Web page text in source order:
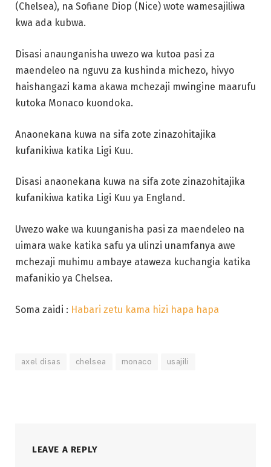
(Chelsea), na Sofiane Diop (Nice) wote wamesajiliwa
kwa ada kubwa.
Disasi anaunganisha uwezo wa kutoa pasi za
maendeleo na nguvu za kushinda michezo, hivyo
haishangazi kama akawa mchezaji mwingine maarufu
kutoka Monaco kuondoka.
Anaonekana kuwa na sifa zote zinazohitajika
kufanikiwa katika Ligi Kuu.
Disasi anaonekana kuwa na sifa zote zinazohitajika
kufanikiwa katika Ligi Kuu ya England.
Uwezo wake wa kuunganisha pasi za maendeleo na
uimara wake katika safu ya ulinzi unamfanya awe
mchezaji muhimu ambaye ataweza kuchangia katika
mafanikio ya Chelsea.
Soma zaidi : Habari zetu kama hizi hapa hapa
axel disas chelsea monaco usajili
LEAVE A REPLY